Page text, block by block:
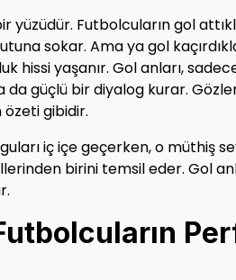
yüzüdür. Futbolcuların gol
sokar. Ama ya gol
hissi yaşanır. Gol anları,
da güçlü bir diyalog kurar.
gibidir.
iç içe geçerken, o müthiş
birini temsil eder. Gol